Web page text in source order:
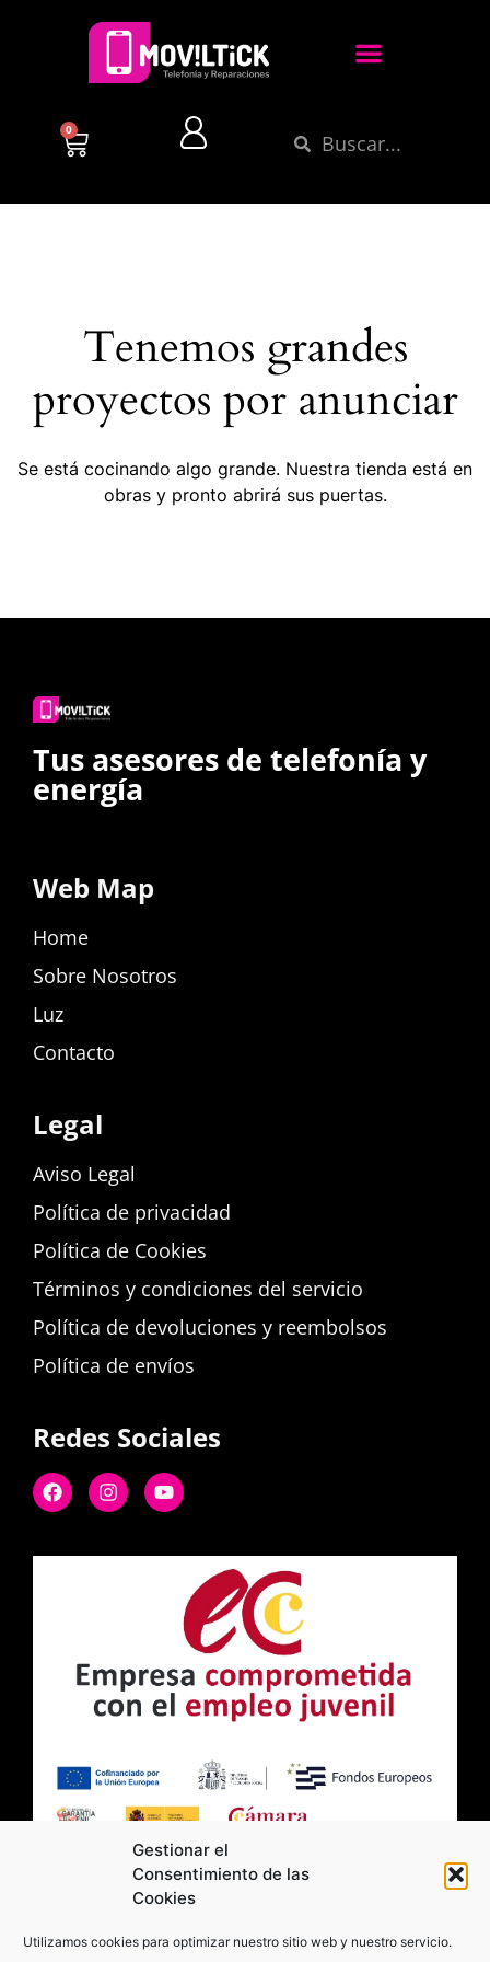
Gestionar el
Consentimiento de las
Cookies
Utilizamos cookies para optimizar nuestro sitio web y nuestro servicio.
0
Tenemos grandes
proyectos por anunciar
Se está cocinando algo grande. Nuestra tienda está en
obras y pronto abrirá sus puertas.
Tus asesores de telefonía y
energía
Web Map
Home
Sobre Nosotros
Luz
Contacto
Legal
Aviso Legal
Política de privacidad
Política de Cookies
Términos y condiciones del servicio
Política de devoluciones y reembolsos
Política de envíos
Redes Sociales
2026 Moviltick technologies. Todos los